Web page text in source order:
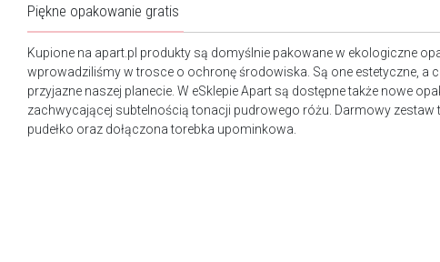
Piękne opakowanie gratis
Kupione na apart.pl produkty są domyślnie pakowane w ekologiczne
wprowadziliśmy w trosce o ochronę środowiska. Są one estetyczne, a
przyjazne naszej planecie. W eSklepie Apart są dostępne także nowe
zachwycającej subtelnością tonacji pudrowego różu. Darmowy zestaw
pudełko oraz dołączona torebka upominkowa.